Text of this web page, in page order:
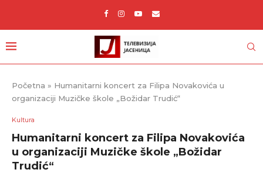
Početna » Humanitarni koncert za Filipa Novakovića u
organizaciji Muzičke škole „Božidar Trudić“
Kultura
Humanitarni koncert za Filipa Novakovića
u organizaciji Muzičke škole „Božidar
Trudić“